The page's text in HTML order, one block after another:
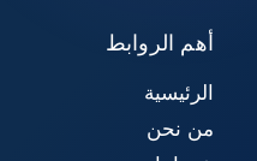
أهم الروابط
الرئيسية
من نحن